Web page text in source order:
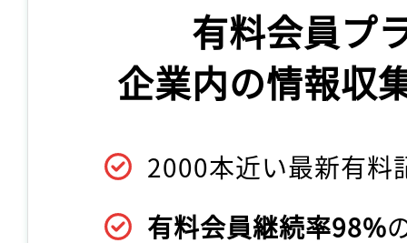
有料会員プ
企業内の情報収
2000本近い最新有料
有料会員継続率98%